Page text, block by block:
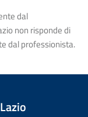
dal
non risponde di
dal professionista.